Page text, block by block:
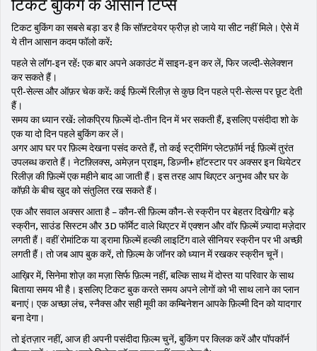
टिकट बुकिंग के आसान टिप्स
टिकट बुकिंग का सबसे बड़ा डर है कि सॉफ़्टवेयर फ्रीज़ हो जाये या सीट नहीं मिले। ऐसे में
ये तीन आसान कदम फॉलो करें:
पहले से लॉग‑इन रहें: एक बार अपने अकाउंट में साइन‑इन कर लें, फिर जल्दी‑सेलेक्शन
कर सकते हैं।
प्री‑सेल्स और ऑफ़र चेक करें: कई फ़िल्में रिलीज़ से कुछ दिन पहले प्री‑सेल्स पर छूट देती
हैं।
समय का ध्यान रखें: लोकप्रिय फ़िल्में दो‑तीन दिन में भर सकती हैं, इसलिए पसंदीदा शो के
एक या दो दिन पहले बुकिंग कर लें।
अगर आप घर पर फ़िल्म देखना पसंद करते हैं, तो कई स्ट्रीमिंग प्लेटफ़ॉर्म नई फ़िल्में तुरंत
उपलब्ध कराते हैं। नेटफ़्लिक्स, अमेज़न प्राइम, डिज़्नी+ हॉटस्टार पर अक्सर इन थियेटर
रिलीज़ की फ़िल्में एक महीने बाद आ जाती हैं। इस तरह आप थिएटर अनुभव और घर के
कॉफ़ी के बीच खुद को संतुलित रख सकते हैं।
एक और सवाल अक्सर आता है – कौन‑सी फ़िल्म कौन‑से स्क्रीन पर बेहतर दिखेगी? बड़े
स्क्रीन, साउंड सिस्टम और 3D फॉर्मेट वाले थिएटर में एक्शन और वॉर फ़िल्में ज़्यादा मज़ेदार
लगती हैं। वहीं रोमांटिक या ड्रामा फ़िल्में हल्की लाइटिंग वाले सीनियर स्क्रीन पर भी अच्छी
लगती हैं। तो जब आप बुक करें, तो फ़िल्म के जॉनर को ध्यान में रखकर स्क्रीन चूनें।
आख़िर में, सिनेमा शोज़ का मज़ा सिर्फ फ़िल्म नहीं, बल्कि साथ में दोस्त या परिवार के साथ
बिताया समय भी है। इसलिए टिकट बुक करते समय अपने लोगों को भी साथ लाने का प्लान
बनाएं। एक अच्छा लंच, स्नैक्स और सही मूवी का कम्बिनेशन आपके फ़िल्मी दिन को यादगार
बना देगा।
तो इंतज़ार नहीं, आज ही अपनी पसंदीदा फ़िल्म चुनें, बुकिंग पर क्लिक करें और पॉपकॉर्न